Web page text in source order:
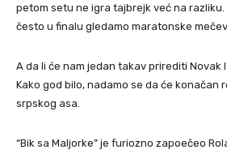
petom setu ne igra tajbrejk već na
često u finalu gledamo maratonske
A da li će nam jedan takav prirediti Novak
Kako god bilo, nadamo se da će konačan
srpskog asa.
“Bik sa Maljorke” je furiozno zapoečeo